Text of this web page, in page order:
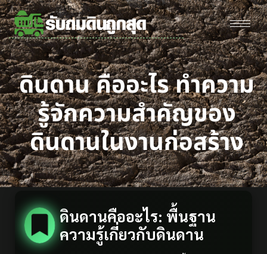
ดินดาน คืออะไร ทำความ
รู้จักความสำคัญของ
ดินดานในงานก่อสร้าง
ดินดานคืออะไร: พื้นฐาน
ความรู้เกี่ยวกับดินดาน